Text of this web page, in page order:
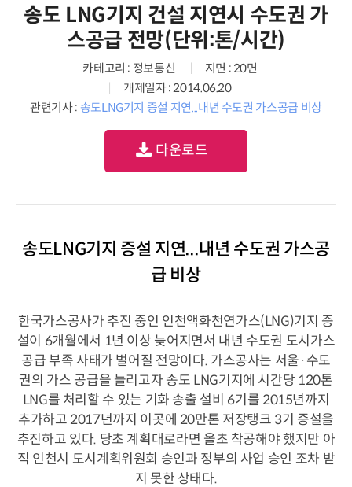
송도 LNG기지 건설 지연시 수도권 가
스공급 전망(단위:톤/시간)
카테고리 : 정보통신
지면 : 20면
개제일자 : 2014.06.20
관련기사 : 송도LNG기지 증설 지연...내년 수도권 가스공급 비상
다운로드
송도LNG기지 증설 지연...내년 수도권 가스공
급 비상
한국가스공사가 추진 중인 인천액화천연가스(LNG)기지 증
설이 6개월에서 1년 이상 늦어지면서 내년 수도권 도시가스
공급 부족 사태가 벌어질 전망이다. 가스공사는 서울·수도
권의 가스 공급을 늘리고자 송도 LNG기지에 시간당 120톤
LNG를 처리할 수 있는 기화 송출 설비 6기를 2015년까지
추가하고 2017년까지 이곳에 20만톤 저장탱크 3기 증설을
추진하고 있다. 당초 계획대로라면 올초 착공해야 했지만 아
직 인천시 도시계획위원회 승인과 정부의 사업 승인 조차 받
지 못한 상태다.